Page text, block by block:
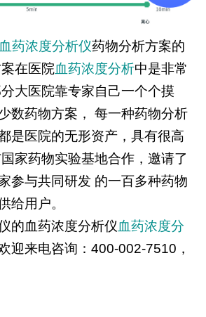
血药浓度分析仪药物分析方案的
在医院血药浓度分析中是非常
大医院靠专家自己一个个摸
数药物方案， 每一种药物分析
是医院的无形资产，具有很高
家药物实验基地合作，邀请了
参与共同研发 的一百多种药物
给用户。
的血药浓度分析仪血药浓度分
迎来电咨询：400-002-7510，